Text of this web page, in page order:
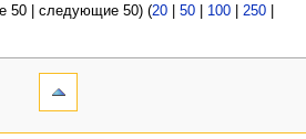
50 | следующие 50) (20| 50| 100| 250|